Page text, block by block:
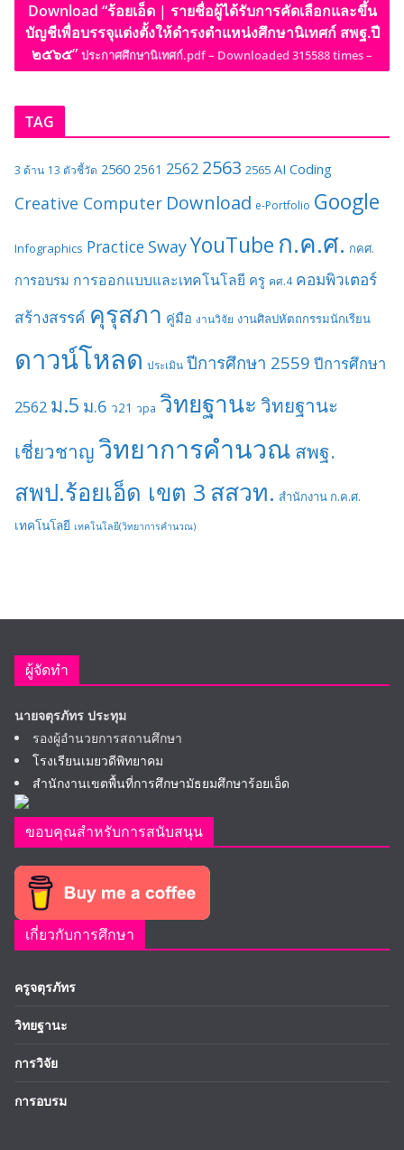
Download “ร้อยเอ็ด | รายชื่อผู้ได้รับการคัดเลือกและขึ้น
บัญชีเพื่อบรรจุแต่งตั้งให้ดำรงตำแหน่งศึกษานิเทศก์ สพฐ.ปี
๒๕๖๕” ประกาศศึกษานิเทศก์.pdf – Downloaded 315588 times –
TAG
3 ด้าน 13 ตัวชี้วัด 2560 2561 2562 2563 2565 AI Coding
Creative Computer Download e-Portfolio Google
Infographics Practice SwayYouTubeก.ค.ศ. กคศ.
การอบรม การออกแบบและเทคโนโลยี ครู คศ.4 คอมพิวเตอร์
สร้างสรรค์ คุรุสภา คู่มือ งานวิจัย งานศิลปหัตถกรรมนักเรียน
ดาวน์โหลด ประเมิน ปีการศึกษา 2559 ปีการศึกษา
2562 ม.5 ม.6 ว21 วpa วิทยฐานะ วิทยฐานะ
เชี่ยวชาญวิทยาการคำนวณ สพฐ.
สพป.ร้อยเอ็ด เขต 3 สสวท. สำนักงาน ก.ค.ศ.
เทคโนโลยี เทคโนโลยี(วิทยาการคำนวณ)
ผู้จัดทำ
นายจตุรภัทร ประทุม
รองผู้อำนวยการสถานศึกษา
โรงเรียนเมยวดีพิทยาคม
สำนักงานเขตพื้นที่การศึกษามัธยมศึกษาร้อยเอ็ด
ขอบคุณสำหรับการสนับสนุน
เกี่ยวกับการศึกษา
ครูจตุรภัทร
วิทยฐานะ
การวิจัย
การอบรม